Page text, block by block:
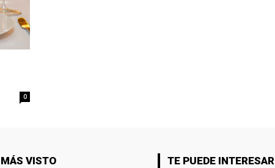
0
VISTO TE PUEDE INTERESAR